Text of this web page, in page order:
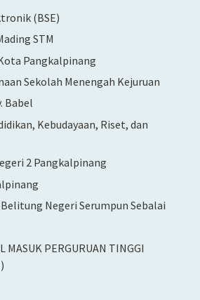
(BSE)
STM
Pangkalpinang
Sekolah Menengah Kejuruan
Babel
Kebudayaan, Riset, dan
2 Pangkalpinang
Negeri Serumpun Sebalai
MASUK PERGURUAN TINGGI